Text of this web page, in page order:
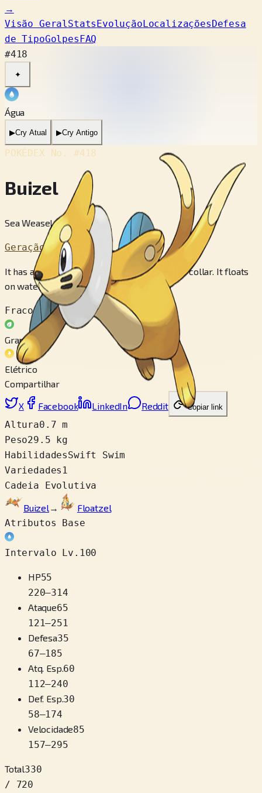
→
Visão GeralStatsEvoluçãoLocalizaçõesDefesa
de TipoGolpesFAQ
#418
✦
Água
▶Cry Atual ▶Cry Antigo
POKÉDEX No. #418
Buizel
Sea Weasel Pokémon
Geração 4
It has a flotation sac that is like an inflatable collar. It floats
on water with its head out.
Fraco contra
Grama
Elétrico
Compartilhar
X Facebook LinkedIn Reddit Copiar link
Altura0.7 m
Peso29.5 kg
HabilidadesSwift Swim
Variedades 1
Cadeia Evolutiva
Buizel→
Floatzel
Atributos Base
Intervalo Lv.100
HP55
220–314
Ataque65
121–251
Defesa35
67–185
Atq. Esp.60
112–240
Def. Esp.30
58–174
Velocidade85
157–295
Total330
/ 720